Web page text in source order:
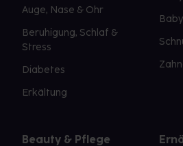
Auge, Nase & Ohr
Beruhigung, Schlaf &
Stress
Diabetes
Erkältung
Beauty & Pflege